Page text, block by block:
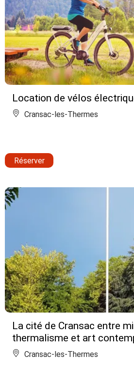
Location de vélos
Cransac-les-Thermes
Réserver
La cité de Cransac entre
thermalisme et art
Cransac-les-Thermes